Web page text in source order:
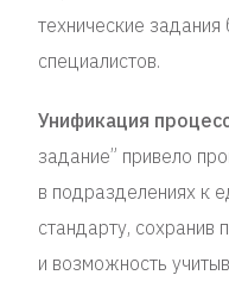
технические задания
специалистов.
Унификация
задание” привело
в подразделениях к
стандарту, сохранив
и возможность